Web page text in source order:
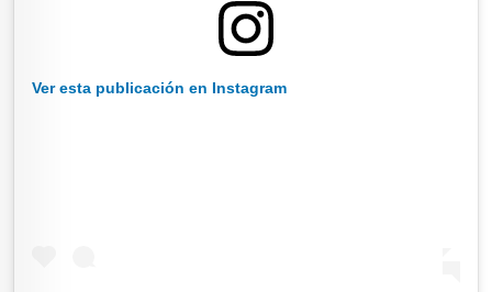
Ver esta publicación en Instagram